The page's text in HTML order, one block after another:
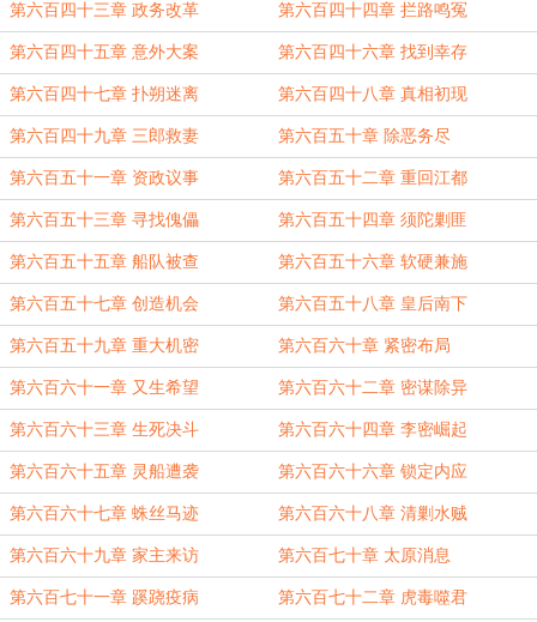
第六百四十三章 政务改革 第六百四十四章 拦路鸣冤
第六百四十五章 意外大案 第六百四十六章 找到幸存
第六百四十七章 扑朔迷离 第六百四十八章 真相初现
第六百四十九章 三郎救妻 第六百五十章 除恶务尽
第六百五十一章 资政议事 第六百五十二章 重回江都
第六百五十三章 寻找傀儡 第六百五十四章 须陀剿匪
第六百五十五章 船队被查 第六百五十六章 软硬兼施
第六百五十七章 创造机会 第六百五十八章 皇后南下
第六百五十九章 重大机密 第六百六十章 紧密布局
第六百六十一章 又生希望 第六百六十二章 密谋除异
第六百六十三章 生死决斗 第六百六十四章 李密崛起
第六百六十五章 灵船遭袭 第六百六十六章 锁定内应
第六百六十七章 蛛丝马迹 第六百六十八章 清剿水贼
第六百六十九章 家主来访 第六百七十章 太原消息
第六百七十一章 蹊跷疫病 第六百七十二章 虎毒噬君